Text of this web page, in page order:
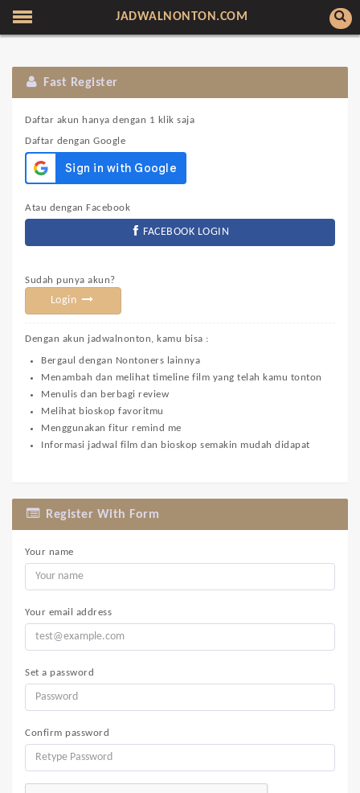
JADWALNONTON.COM
Fast Register
Daftar akun hanya dengan 1 klik saja
Daftar dengan Google
Atau dengan Facebook
FACEBOOK LOGIN
Sudah punya akun?
Login
Dengan akun jadwalnonton, kamu bisa :
Bergaul dengan Nontoners lainnya
Menambah dan melihat timeline film yang telah kamu tonton
Menulis dan berbagi review
Melihat bioskop favoritmu
Menggunakan fitur remind me
Informasi jadwal film dan bioskop semakin mudah didapat
Register With Form
Your name
Your email address
Set a password
Confirm password